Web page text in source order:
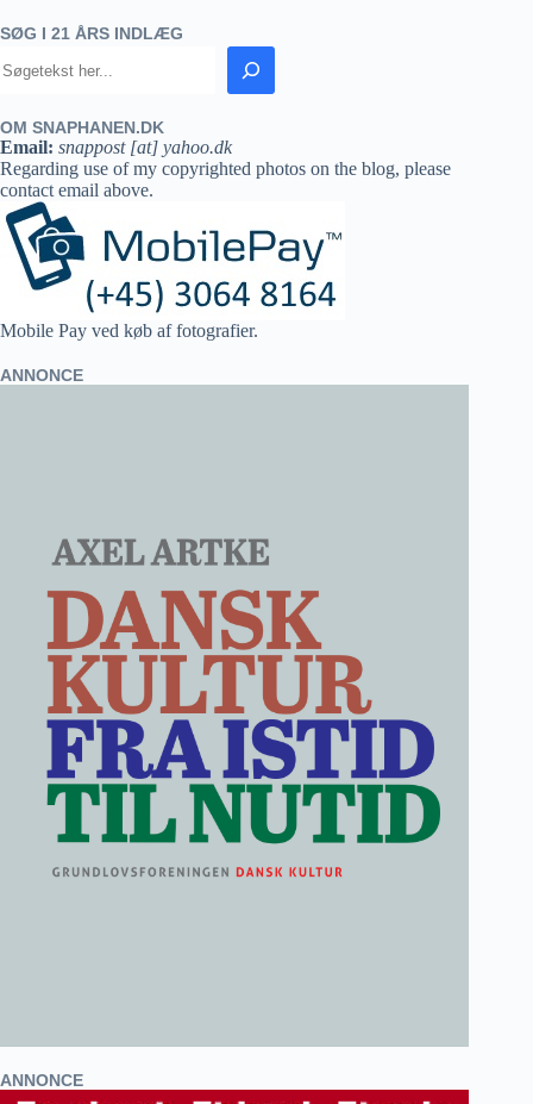
SØG I 21 ÅRS INDLÆG
OM SNAPHANEN.DK
Email: snappost [at] yahoo.dk
Regarding use of my copyrighted photos on the blog, please
contact email above.
Mobile Pay ved køb af fotografier.
ANNONCE
ANNONCE